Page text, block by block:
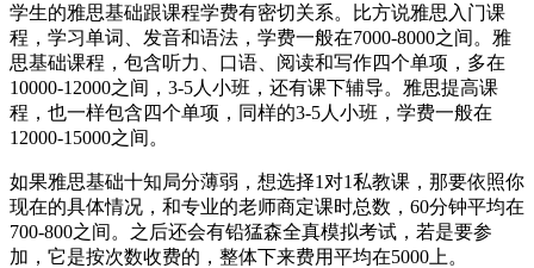
学生的雅思基础跟课程学费有密切关系。比方说雅思入门课
程，学习单词、发音和语法，学费一般在7000-8000之间。雅
思基础课程，包含听力、口语、阅读和写作四个单项，多在
10000-12000之间，3-5人小班，还有课下辅导。雅思提高课
程，也一样包含四个单项，同样的3-5人小班，学费一般在
12000-15000之间。
如果雅思基础十知局分薄弱，想选择1对1私教课，那要依照你
现在的具体情况，和专业的老师商定课时总数，60分钟平均在
700-800之间。之后还会有铅猛森全真模拟考试，若是要参
加，它是按次数收费的，整体下来费用平均在5000上。